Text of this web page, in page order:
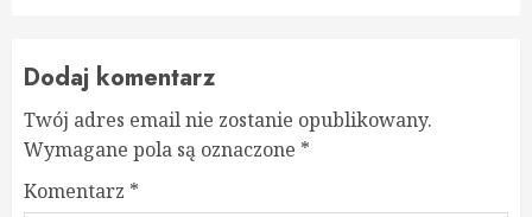
Dodaj komentarz
Twój adres email nie zostanie opublikowany.
Wymagane pola są oznaczone *
Komentarz *